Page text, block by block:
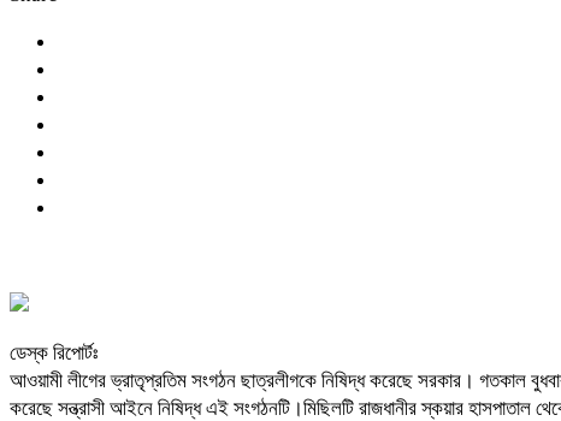
ডেস্ক রিপোর্টঃ
আওয়ামী লীগের ভ্রাতৃপ্রতিম সংগঠন ছাত্রলীগকে নিষিদ্ধ করেছে সরকার। গতকাল
করেছে সন্ত্রাসী আইনে নিষিদ্ধ এই সংগঠনটি।মিছিলটি রাজধানীর স্কয়ার